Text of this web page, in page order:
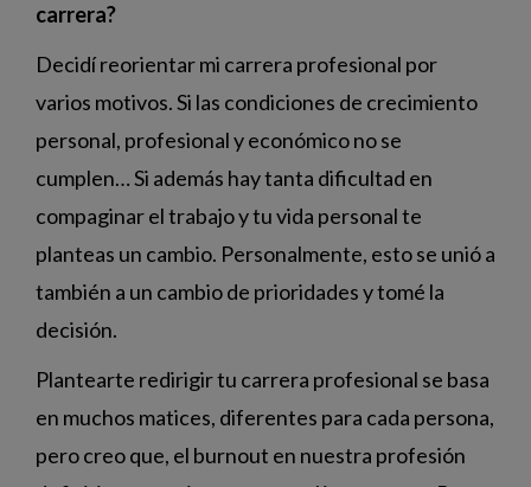
carrera?
Decidí reorientar mi carrera profesional por
varios motivos. Si las condiciones de crecimiento
personal, profesional y económico no se
cumplen… Si además hay tanta dificultad en
compaginar el trabajo y tu vida personal te
planteas un cambio. Personalmente, esto se unió a
también a un cambio de prioridades y tomé la
decisión.
Plantearte redirigir tu carrera profesional se basa
en muchos matices, diferentes para cada persona,
pero creo que, el burnout en nuestra profesión